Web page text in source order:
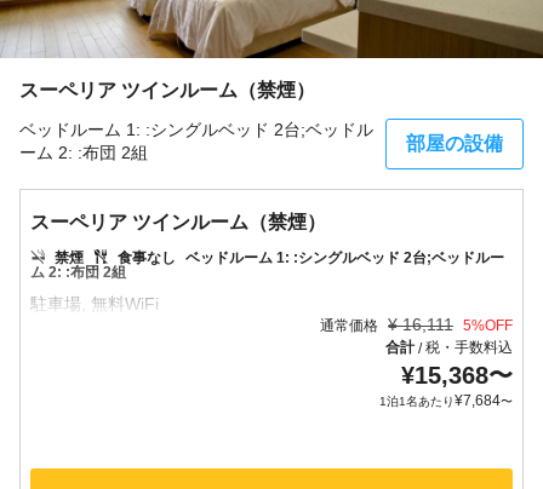
スーペリア ツインルーム（禁煙）
ベッドルーム 1: :シングルベッド 2台;ベッドル
ーム 2: :布団 2組
部屋の設備
スーペリア ツインルーム（禁煙）
禁煙 食事なし
ベッドルーム 1: :シングルベッド 2台;ベッドルー
ム 2: :布団 2組
通常価格 ¥ 16,111 5%OFF
合計/税・手数料込
¥15,368〜
1泊1名あたり¥7,684〜